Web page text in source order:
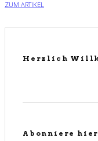
ZUM ARTIKEL
Herzlich
Abonniere